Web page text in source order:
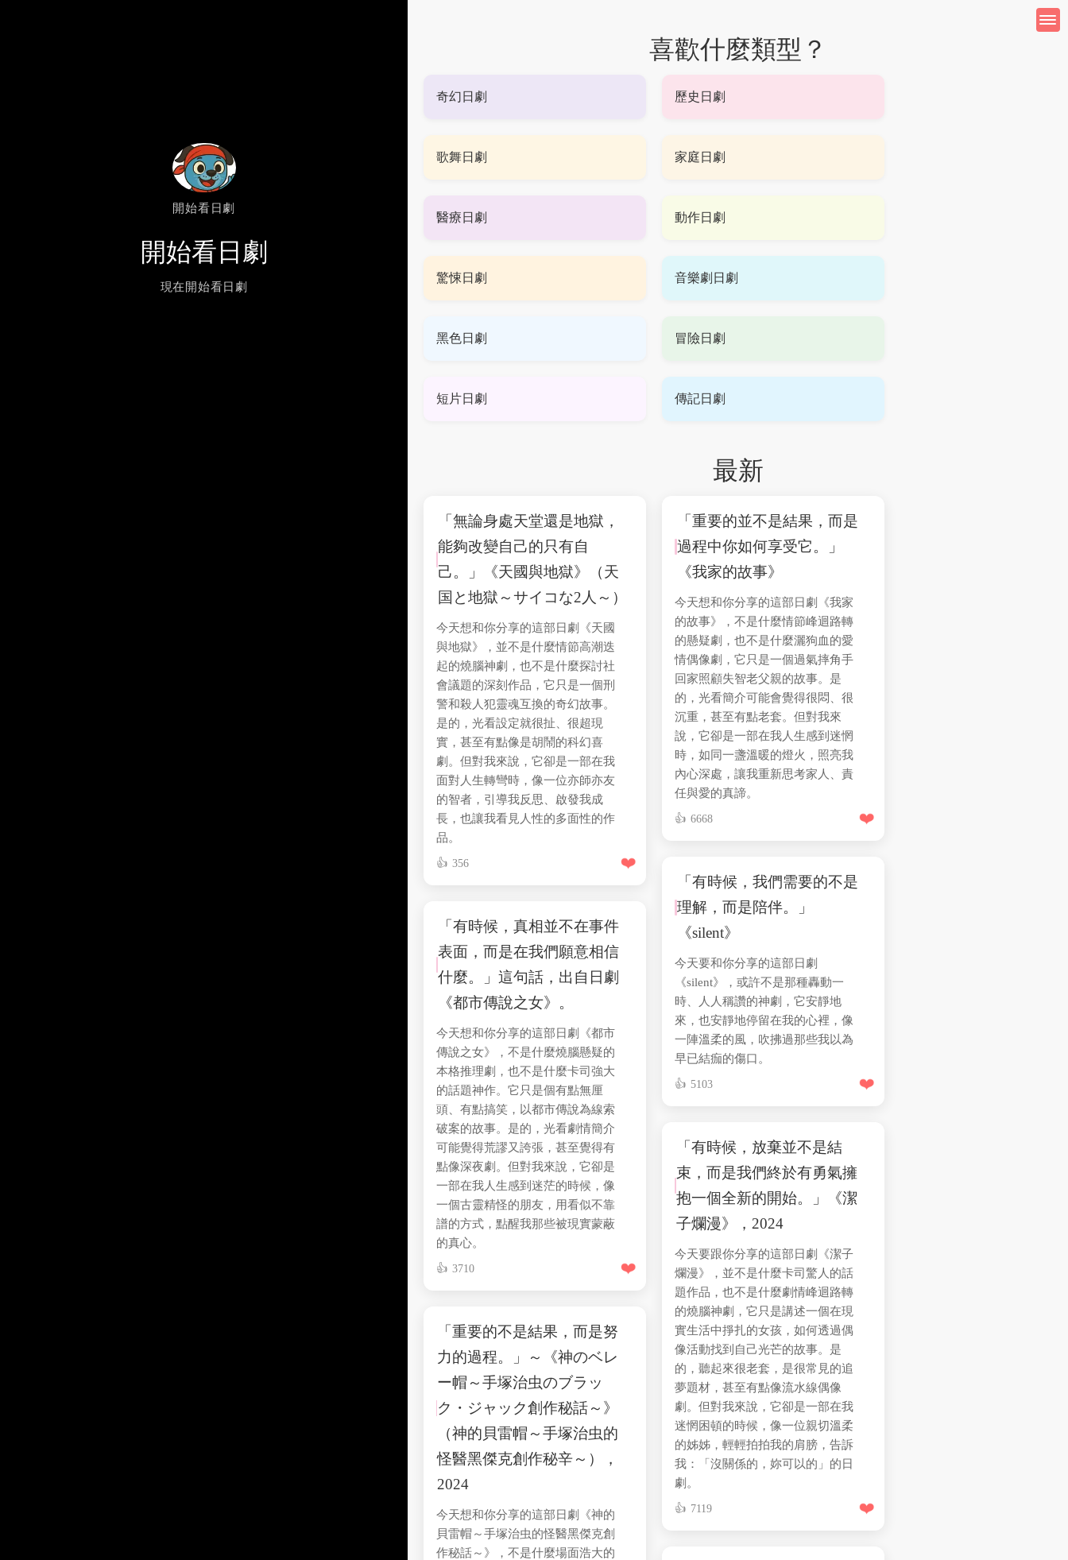
開始看日劇
開始看日劇
現在開始看日劇
喜歡什麼類型？
奇幻日劇 歷史日劇
歌舞日劇 家庭日劇
醫療日劇 動作日劇
驚悚日劇 音樂劇日劇
黑色日劇 冒險日劇
短片日劇 傳記日劇
最新
「無論身處天堂還是地獄，
能夠改變自己的只有自
己。」《天國與地獄》（天
国と地獄～サイコな2人～）
今天想和你分享的這部日劇《天國
與地獄》，並不是什麼情節高潮迭
起的燒腦神劇，也不是什麼探討社
會議題的深刻作品，它只是一個刑
警和殺人犯靈魂互換的奇幻故事。
是的，光看設定就很扯、很超現
實，甚至有點像是胡鬧的科幻喜
劇。但對我來說，它卻是一部在我
面對人生轉彎時，像一位亦師亦友
的智者，引導我反思、啟發我成
長，也讓我看見人性的多面性的作
品。
356
❤️
「重要的並不是結果，而是
過程中你如何享受它。」
《我家的故事》
今天想和你分享的這部日劇《我家
的故事》，不是什麼情節峰迴路轉
的懸疑劇，也不是什麼灑狗血的愛
情偶像劇，它只是一個過氣摔角手
回家照顧失智老父親的故事。是
的，光看簡介可能會覺得很悶、很
沉重，甚至有點老套。但對我來
說，它卻是一部在我人生感到迷惘
時，如同一盞溫暖的燈火，照亮我
內心深處，讓我重新思考家人、責
任與愛的真諦。
6668
❤️
「有時候，我們需要的不是
理解，而是陪伴。」
《silent》
今天要和你分享的這部日劇
《silent》，或許不是那種轟動一
時、人人稱讚的神劇，它安靜地
來，也安靜地停留在我的心裡，像
一陣溫柔的風，吹拂過那些我以為
早已結痂的傷口。
5103
❤️
「有時候，真相並不在事件
表面，而是在我們願意相信
什麼。」這句話，出自日劇
《都市傳說之女》。
今天想和你分享的這部日劇《都市
傳說之女》，不是什麼燒腦懸疑的
本格推理劇，也不是什麼卡司強大
的話題神作。它只是個有點無厘
頭、有點搞笑，以都市傳說為線索
破案的故事。是的，光看劇情簡介
可能覺得荒謬又誇張，甚至覺得有
點像深夜劇。但對我來說，它卻是
一部在我人生感到迷茫的時候，像
一個古靈精怪的朋友，用看似不靠
譜的方式，點醒我那些被現實蒙蔽
的真心。
3710
❤️
「有時候，放棄並不是結
束，而是我們終於有勇氣擁
抱一個全新的開始。」《潔
子爛漫》，2024
今天要跟你分享的這部日劇《潔子
爛漫》，並不是什麼卡司驚人的話
題作品，也不是什麼劇情峰迴路轉
的燒腦神劇，它只是講述一個在現
實生活中掙扎的女孩，如何透過偶
像活動找到自己光芒的故事。是
的，聽起來很老套，是很常見的追
夢題材，甚至有點像流水線偶像
劇。但對我來說，它卻是一部在我
迷惘困頓的時候，像一位親切溫柔
的姊姊，輕輕拍拍我的肩膀，告訴
我：「沒關係的，妳可以的」的日
劇。
7119
❤️
「重要的不是結果，而是努
力的過程。」～《神のベレ
ー帽～手塚治虫のブラッ
ク・ジャック創作秘話～》
（神的貝雷帽～手塚治虫的
怪醫黑傑克創作秘辛～），
2024
今天想和你分享的這部日劇《神的
貝雷帽～手塚治虫的怪醫黑傑克創
作秘話～》，不是什麼場面浩大的